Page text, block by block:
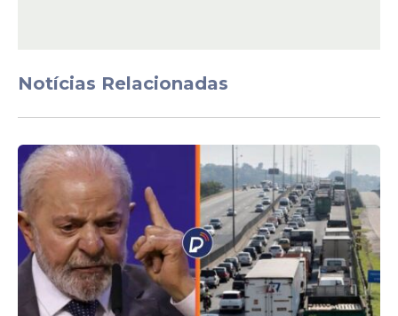
apresentou um crescimento expressivo no
Índice de Alfabetização.
Notícias Relacionadas